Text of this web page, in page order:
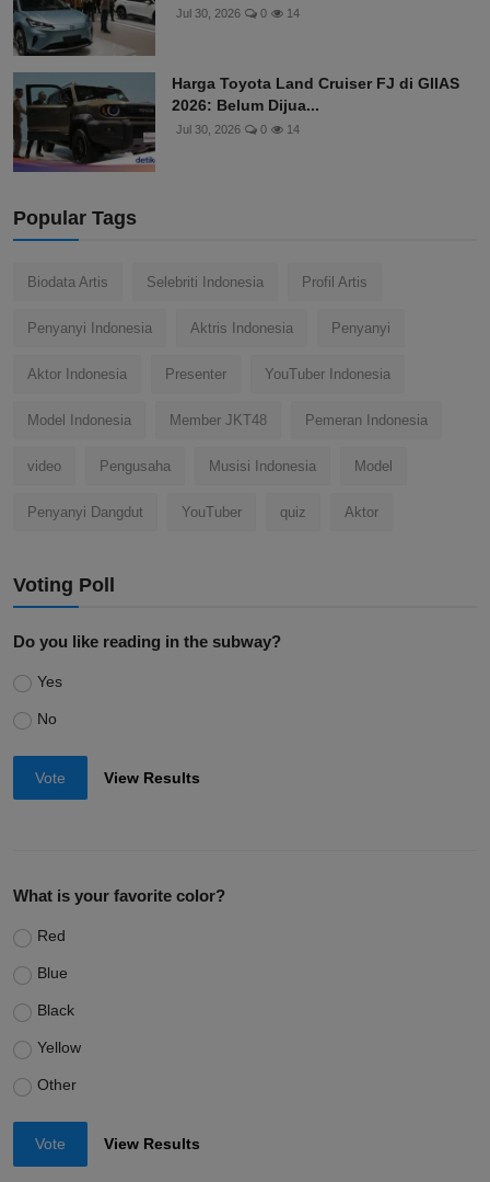
Jul 30, 2026 0 14
Harga Toyota Land Cruiser FJ di GIIAS
2026: Belum Dijua...
Jul 30, 2026 0 14
Popular Tags
Biodata Artis Selebriti Indonesia Profil Artis
Penyanyi Indonesia Aktris Indonesia Penyanyi
Aktor Indonesia Presenter YouTuber Indonesia
Model Indonesia Member JKT48 Pemeran Indonesia
video Pengusaha Musisi Indonesia Model
Penyanyi Dangdut YouTuber quiz Aktor
Voting Poll
Do you like reading in the subway?
Yes
No
Vote View Results
What is your favorite color?
Red
Blue
Black
Yellow
Other
Vote View Results